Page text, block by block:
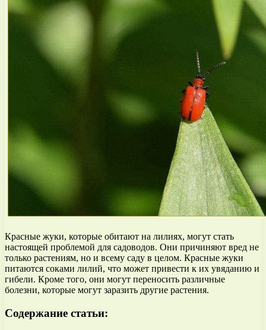
Красные жуки, которые обитают на лилиях, могут стать
настоящей проблемой для садоводов. Они причиняют вред не
только растениям, но и всему саду в целом. Красные жуки
питаются соками лилий, что может привести к их увяданию и
гибели. Кроме того, они могут переносить различные
болезни, которые могут заразить другие растения.
Содержание статьи: